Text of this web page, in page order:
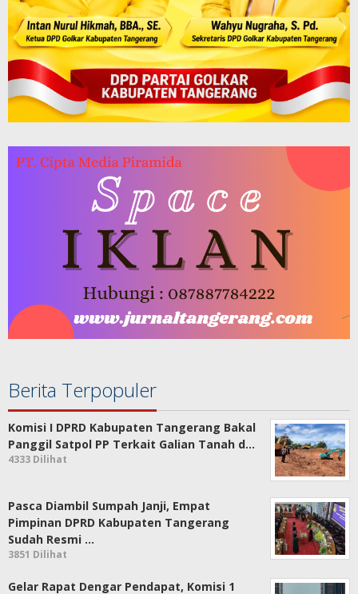
Berita Terpopuler
Komisi I DPRD Kabupaten Tangerang Bakal
Panggil Satpol PP Terkait Galian Tanah d…
4333 Dilihat
Pasca Diambil Sumpah Janji, Empat
Pimpinan DPRD Kabupaten Tangerang
Sudah Resmi …
3851 Dilihat
Gelar Rapat Dengar Pendapat, Komisi 1